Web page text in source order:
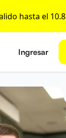
hasta el 10.8
Ingresar